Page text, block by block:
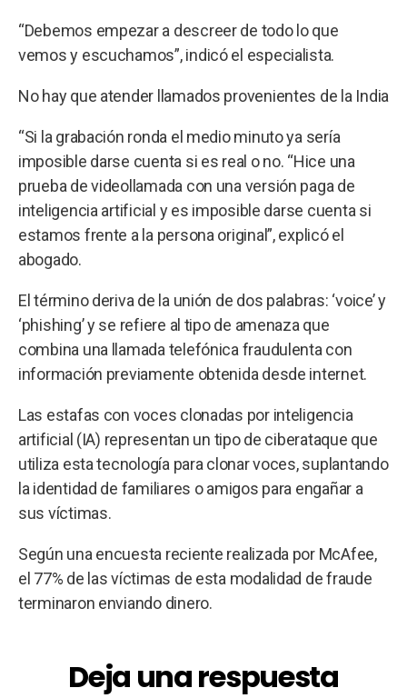
“Debemos empezar a descreer de todo lo que
vemos y escuchamos”, indicó el especialista.
No hay que atender llamados provenientes de la India
“Si la grabación ronda el medio minuto ya sería
imposible darse cuenta si es real o no. “Hice una
prueba de videollamada con una versión paga de
inteligencia artificial y es imposible darse cuenta si
estamos frente a la persona original”, explicó el
abogado.
El término deriva de la unión de dos palabras: ‘voice’ y
‘phishing’ y se refiere al tipo de amenaza que
combina una llamada telefónica fraudulenta con
información previamente obtenida desde internet.
Las estafas con voces clonadas por inteligencia
artificial (IA) representan un tipo de ciberataque que
utiliza esta tecnología para clonar voces, suplantando
la identidad de familiares o amigos para engañar a
sus víctimas.
Según una encuesta reciente realizada por McAfee,
el 77% de las víctimas de esta modalidad de fraude
terminaron enviando dinero.
Deja una respuesta